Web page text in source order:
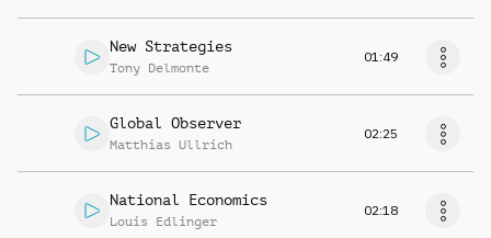
New Strategies
Tony Delmonte
01:49
Global Observer
Matthias Ullrich
02:25
National Economics
Louis Edlinger
02:18